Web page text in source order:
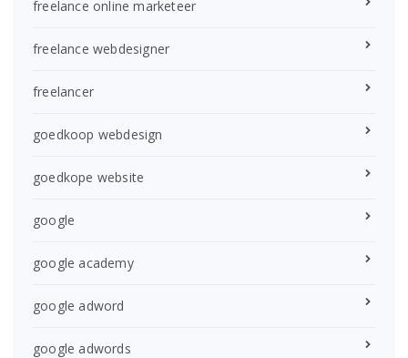
freelance online marketeer
freelance webdesigner
freelancer
goedkoop webdesign
goedkope website
google
google academy
google adword
google adwords